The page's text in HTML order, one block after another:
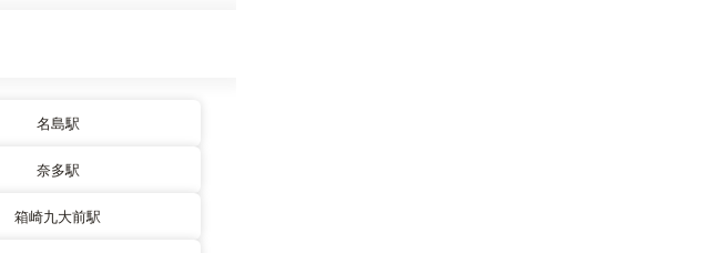
名島駅
奈多駅
箱崎九大前駅